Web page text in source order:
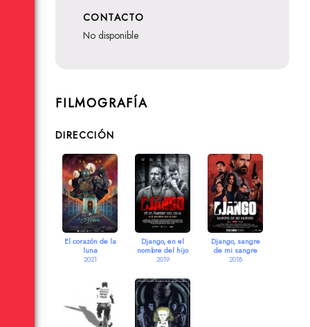
CONTACTO
no disponible
FILMOGRAFÍA
DIRECCIÓN
El corazón de la
luna
2021
Django, en el
nombre del hijo
2019
Django, sangre
de mi sangre
2018